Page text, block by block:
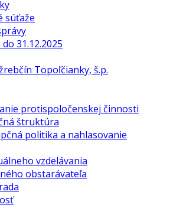
súťaže
31.12.2025
Topoľčianky, š.p.
protispoločenskej činnosti
štruktúra
politika a nahlasovanie
vzdelávania
obstarávateľa